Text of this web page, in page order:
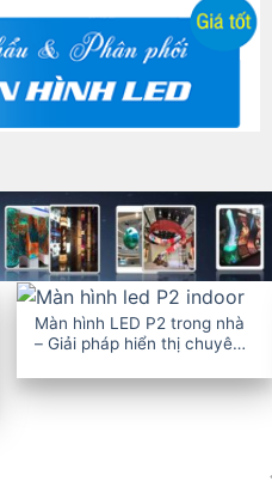
Màn hình LED P2 trong nhà
– Giải pháp hiển thị chuyên